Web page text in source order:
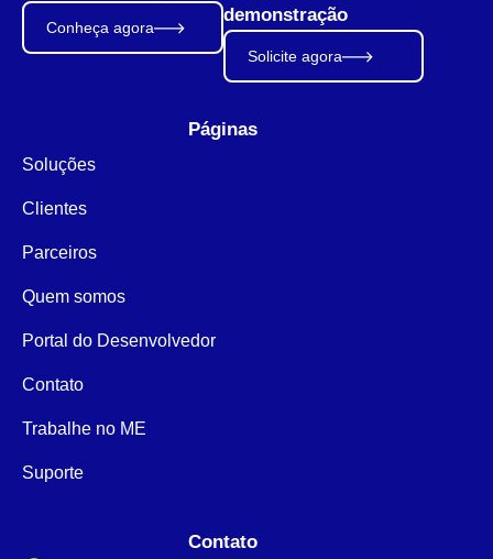
Conheça agora
demonstração
Solicite agora
Páginas
Soluções
Clientes
Parceiros
Quem somos
Portal do Desenvolvedor
Contato
Trabalhe no ME
Suporte
Contato